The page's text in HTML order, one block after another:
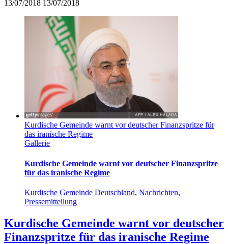
13/07/2018 13/07/2018
Kurdische Gemeinde warnt vor deutscher Finanzspritze für
das iranische Regime
Gallerie
Kurdische Gemeinde warnt vor deutscher Finanzspritze
für das iranische Regime
Kurdische Gemeinde Deutschland, Nachrichten,
Pressemitteilung
Kurdische Gemeinde warnt vor deutscher
Finanzspritze für das iranische Regime